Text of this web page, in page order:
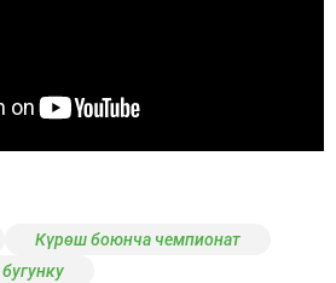
Күрөш боюнча чемпионат